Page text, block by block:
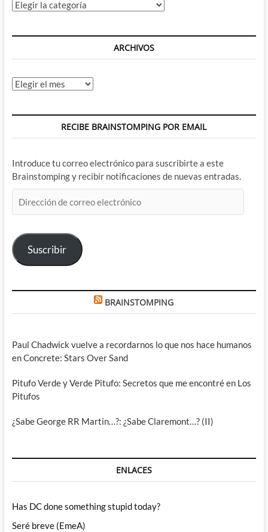
Categorías
ARCHIVOS
Archivos
RECIBE BRAINSTOMPING POR EMAIL
Introduce tu correo electrónico para suscribirte a este
Brainstomping y recibir notificaciones de nuevas entradas.
de
electrónico
Suscribir
BRAINSTOMPING
Paul Chadwick vuelve a recordarnos lo que nos hace humanos
en Concrete: Stars Over Sand
Pitufo Verde y Verde Pitufo: Secretos que me encontré en Los
Pitufos
¿Sabe George RR Martin…?: ¿Sabe Claremont…? (II)
ENLACES
Has DC done something stupid today?
Seré breve (EmeA)